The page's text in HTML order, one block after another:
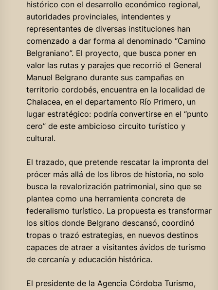
histórico con el desarrollo económico regional,
autoridades provinciales, intendentes y
representantes de diversas instituciones han
comenzado a dar forma al denominado “Camino
Belgraniano”. El proyecto, que busca poner en
valor las rutas y parajes que recorrió el General
Manuel Belgrano durante sus campañas en
territorio cordobés, encuentra en la localidad de
Chalacea, en el departamento Río Primero, un
lugar estratégico: podría convertirse en el “punto
cero” de este ambicioso circuito turístico y
cultural.
El trazado, que pretende rescatar la impronta del
prócer más allá de los libros de historia, no solo
busca la revalorización patrimonial, sino que se
plantea como una herramienta concreta de
federalismo turístico. La propuesta es transformar
los sitios donde Belgrano descansó, coordinó
tropas o trazó estrategias, en nuevos destinos
capaces de atraer a visitantes ávidos de turismo
de cercanía y educación histórica.
El presidente de la Agencia Córdoba Turismo,